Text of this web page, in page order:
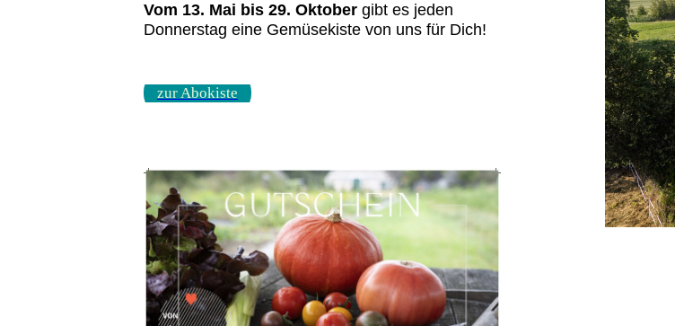
Vom 13. Mai bis 29. Oktober gibt es jeden
Donnerstag eine Gemüsekiste von uns für Dich!
zur Abokiste